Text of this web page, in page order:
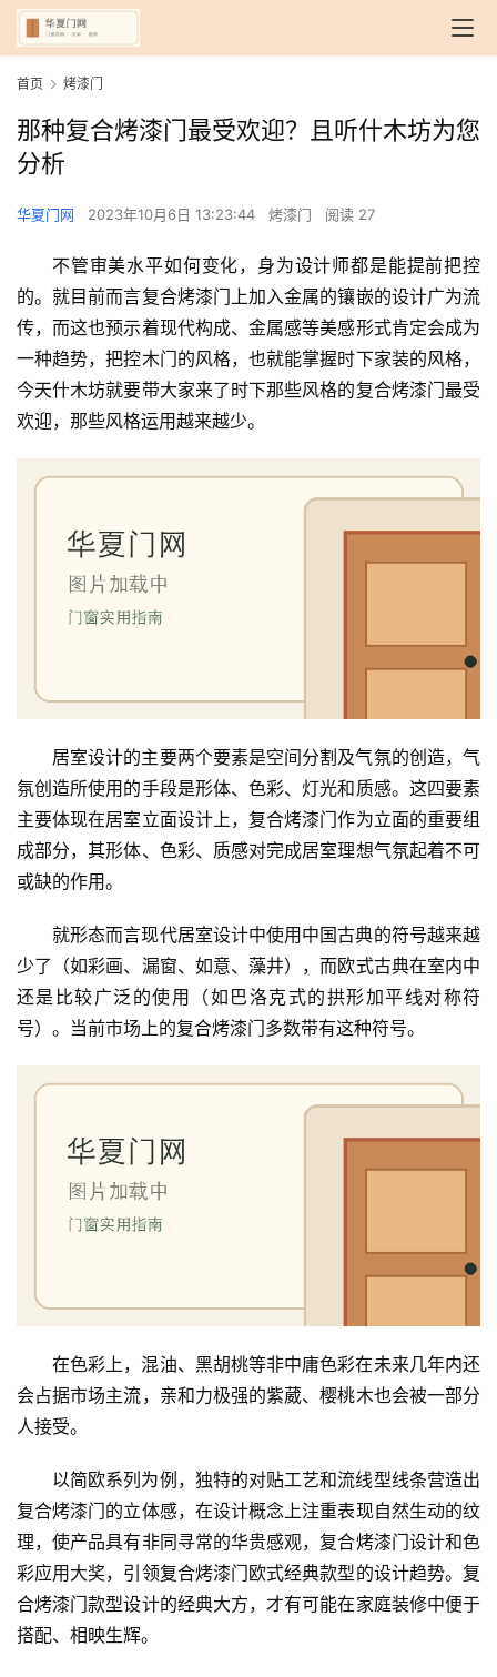
入
户
卧
室
门
卫
首页 烤漆门
那种复合烤漆门最受欢迎？且听什木坊为您
分析
华夏门网 2023年10月6日 13:23:44 烤漆门 阅读 27
不管审美水平如何变化，身为设计师都是能提前把控
的。就目前而言复合烤漆门上加入金属的镶嵌的设计广为流
传，而这也预示着现代构成、金属感等美感形式肯定会成为
一种趋势，把控木门的风格，也就能掌握时下家装的风格，
今天什木坊就要带大家来了时下那些风格的复合烤漆门最受
欢迎，那些风格运用越来越少。
居室设计的主要两个要素是空间分割及气氛的创造，气
氛创造所使用的手段是形体、色彩、灯光和质感。这四要素
主要体现在居室立面设计上，复合烤漆门作为立面的重要组
成部分，其形体、色彩、质感对完成居室理想气氛起着不可
或缺的作用。
就形态而言现代居室设计中使用中国古典的符号越来越
少了（如彩画、漏窗、如意、藻井），而欧式古典在室内中
还是比较广泛的使用（如巴洛克式的拱形加平线对称符
号）。当前市场上的复合烤漆门多数带有这种符号。
在色彩上，混油、黑胡桃等非中庸色彩在未来几年内还
会占据市场主流，亲和力极强的紫葳、樱桃木也会被一部分
人接受。
以简欧系列为例，独特的对贴工艺和流线型线条营造出
复合烤漆门的立体感，在设计概念上注重表现自然生动的纹
理，使产品具有非同寻常的华贵感观，复合烤漆门设计和色
彩应用大奖，引领复合烤漆门欧式经典款型的设计趋势。复
合烤漆门款型设计的经典大方，才有可能在家庭装修中便于
搭配、相映生辉。